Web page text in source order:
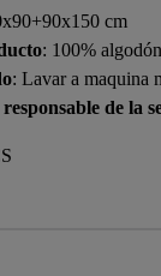
cm
: 100% algodón
: Lavar a maquina
de la